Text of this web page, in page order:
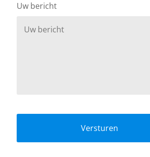
Uw bericht